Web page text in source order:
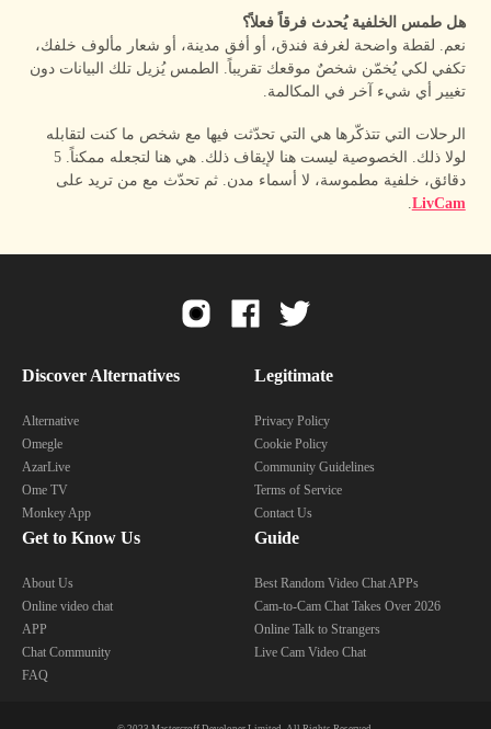
هل طمس الخلفية يُحدث فرقاً فعلاً؟
نعم. لقطة واضحة لغرفة فندق، أو أفق مدينة، أو شعار مألوف خلفك،
تكفي لكي يُخمّن شخصٌ موقعك تقريباً. الطمس يُزيل تلك البيانات دون
تغيير أي شيء آخر في المكالمة.
الرحلات التي تتذكّرها هي التي تحدّثت فيها مع شخص ما كنت لتقابله
لولا ذلك. الخصوصية ليست هنا لإيقاف ذلك. هي هنا لتجعله ممكناً. 5
دقائق، خلفية مطموسة، لا أسماء مدن. ثم تحدّث مع من تريد على
LivCam
.
Discover Alternatives
Alternative
Omegle
AzarLive
Ome TV
Monkey App
Legitimate
Privacy Policy
Cookie Policy
Community Guidelines
Terms of Service
Contact Us
Get to Know Us
About Us
Online video chat
APP
Chat Community
FAQ
Guide
Best Random Video Chat APPs
Cam-to-Cam Chat Takes Over 2026
Online Talk to Strangers
Live Cam Video Chat